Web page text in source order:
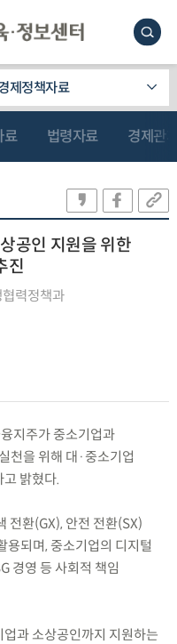
제정책자료
료 법령자료 경제관
공인 지원을 위한
진
력정책과
지주가 중소기업과
천을 위해 대·중소기업
밝혔다.
전환(GX), 안전 전환(SX)
용되며, 중소기업의 디지털
경영 등 사회적 책임
과 소상공인까지 지원하는